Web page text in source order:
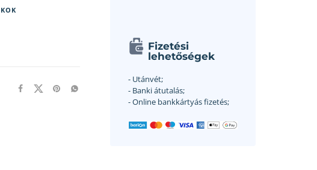
Fizetési
lehetőségek
- Utánvét;
- Banki átutalás;
- Online bankkártyás fizetés;